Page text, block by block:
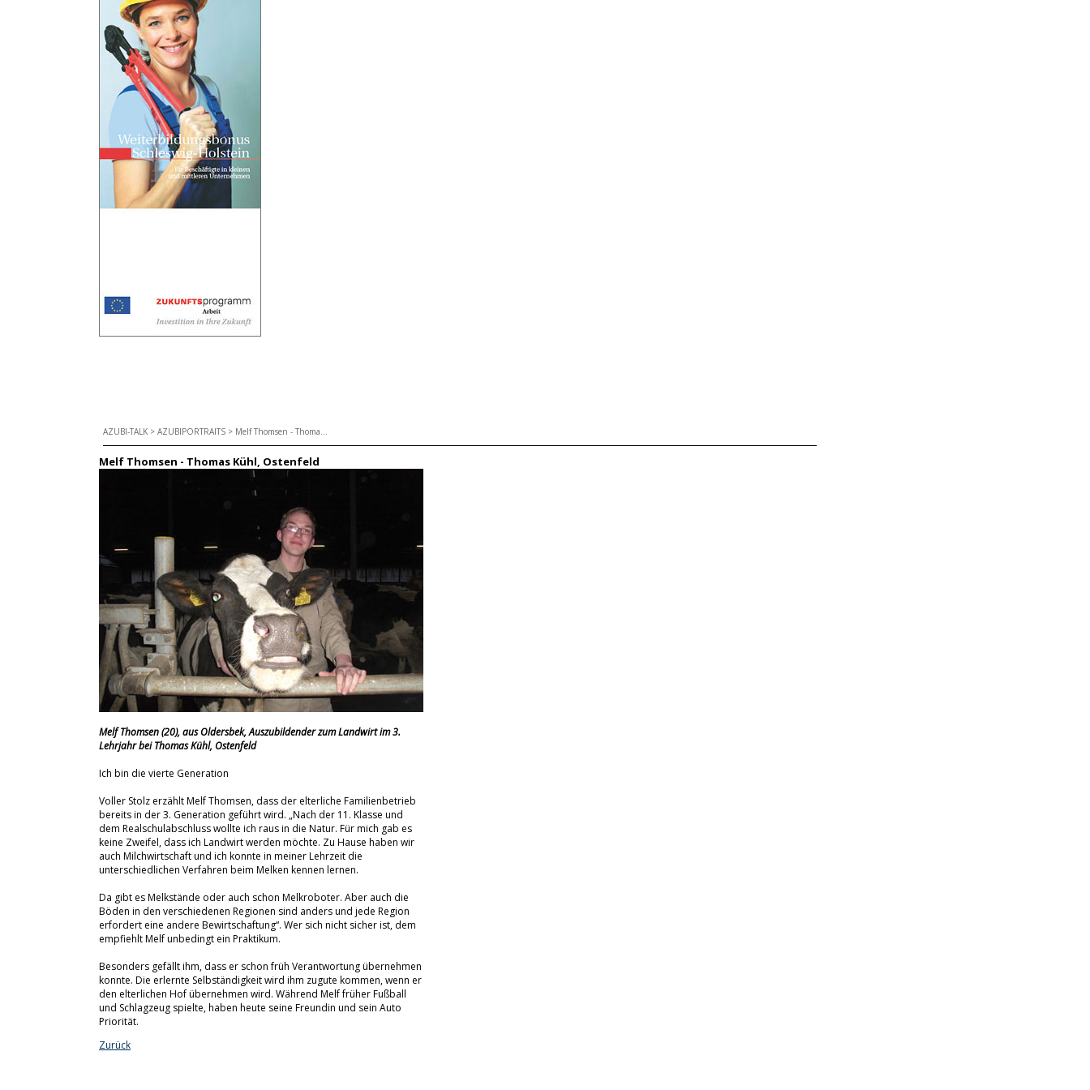
AZUBI-TALK > AZUBIPORTRAITS > Melf Thomsen - Thoma...
Melf Thomsen - Thomas Kühl, Ostenfeld
Melf Thomsen (20), aus Oldersbek, Auszubildender zum Landwirt im 3.
Lehrjahr bei Thomas Kühl, Ostenfeld
Ich bin die vierte Generation
Voller Stolz erzählt Melf Thomsen, dass der elterliche Familienbetrieb
bereits in der 3. Generation geführt wird. „Nach der 11. Klasse und
dem Realschulabschluss wollte ich raus in die Natur. Für mich gab es
keine Zweifel, dass ich Landwirt werden möchte. Zu Hause haben wir
auch Milchwirtschaft und ich konnte in meiner Lehrzeit die
unterschiedlichen Verfahren beim Melken kennen lernen.
Da gibt es Melkstände oder auch schon Melkroboter. Aber auch die
Böden in den verschiedenen Regionen sind anders und jede Region
erfordert eine andere Bewirtschaftung“. Wer sich nicht sicher ist, dem
empfiehlt Melf unbedingt ein Praktikum.
Besonders gefällt ihm, dass er schon früh Verantwortung übernehmen
konnte. Die erlernte Selbständigkeit wird ihm zugute kommen, wenn er
den elterlichen Hof übernehmen wird. Während Melf früher Fußball
und Schlagzeug spielte, haben heute seine Freundin und sein Auto
Priorität.
Zurück